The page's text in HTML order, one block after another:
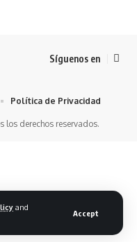
and
Accept
Síguenos en
derechos reservados.
Política de Privacidad